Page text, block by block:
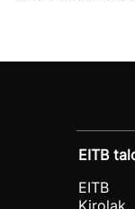
EITB
EITB
Kirolak